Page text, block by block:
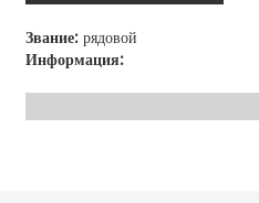
Звание: рядовой
Информация: